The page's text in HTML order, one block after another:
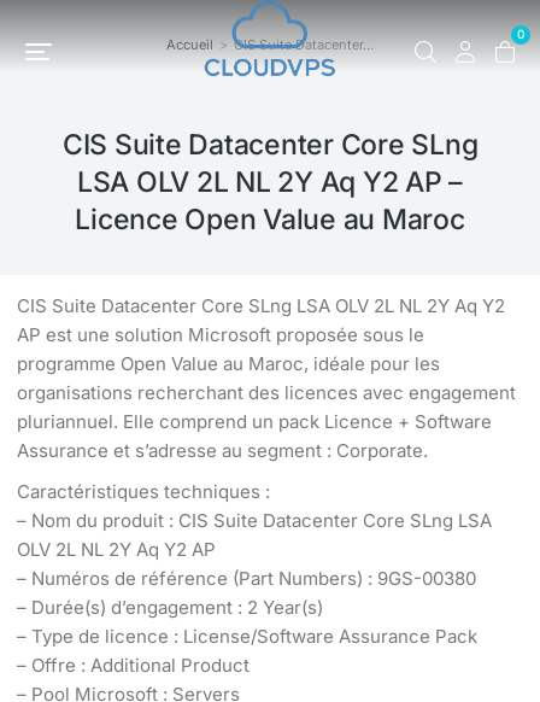
0
Vous êtes ici : Accueil CIS Suite Datacenter…
CIS Suite Datacenter Core SLng
LSA OLV 2L NL 2Y Aq Y2 AP –
Licence Open Value au Maroc
CIS Suite Datacenter Core SLng LSA OLV 2L NL 2Y Aq Y2
AP est une solution Microsoft proposée sous le
programme Open Value au Maroc, idéale pour les
organisations recherchant des licences avec engagement
pluriannuel. Elle comprend un pack Licence + Software
Assurance et s’adresse au segment : Corporate.
Caractéristiques techniques :
– Nom du produit : CIS Suite Datacenter Core SLng LSA
OLV 2L NL 2Y Aq Y2 AP
– Numéros de référence (Part Numbers) : 9GS-00380
– Durée(s) d’engagement : 2 Year(s)
– Type de licence : License/Software Assurance Pack
– Offre : Additional Product
– Pool Microsoft : Servers